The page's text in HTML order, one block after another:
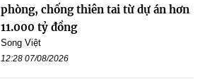
phòng, chống thiên tai từ dự án hơn
11.000 tỷ đồng
Song Việt
12:28 07/08/2026